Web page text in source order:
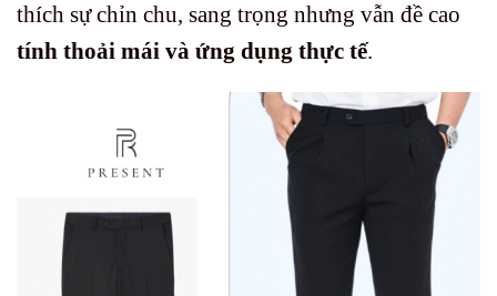
thích sự chỉn chu, sang trọng nhưng vẫn đề cao
tính thoải mái và ứng dụng thực tế.